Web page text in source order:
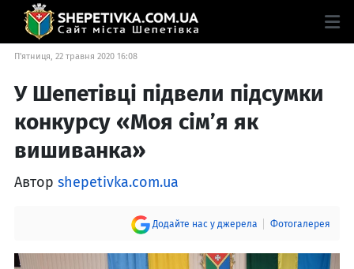
П'ятниця, 22 травня 2020 16:08
У Шепетівці підвели підсумки
конкурсу «Моя сім’я як
вишиванка»
Автор shepetivka.com.ua
Додайте нас у джерела Фотогалерея